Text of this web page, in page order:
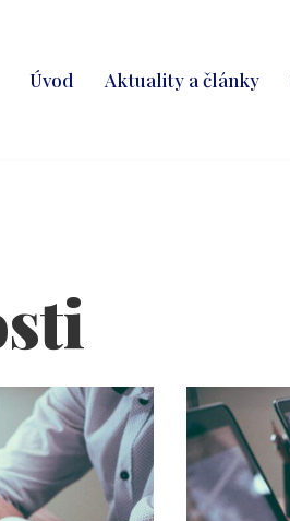
Úvod Aktuality a články